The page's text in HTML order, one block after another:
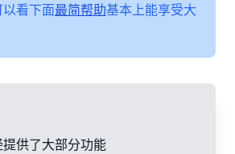
看下面最简帮助基本上能享受大
供了大部分功能